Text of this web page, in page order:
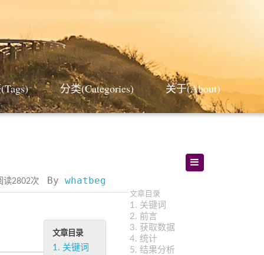
分类(Categories) 关于(About)
Bywhatbeg
读2802次
文章目录
1. 关键词
文章目录
1. 关键词
2. 前言
3. 获取数据
4. 统计
5. 结果分析